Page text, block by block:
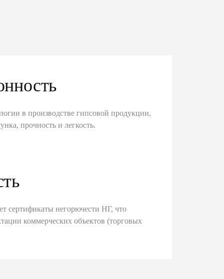
в производстве гипсовой продукции,
прочность и легкость.
сертификаты негорючести НГ, что
коммерческих объектов (торговых